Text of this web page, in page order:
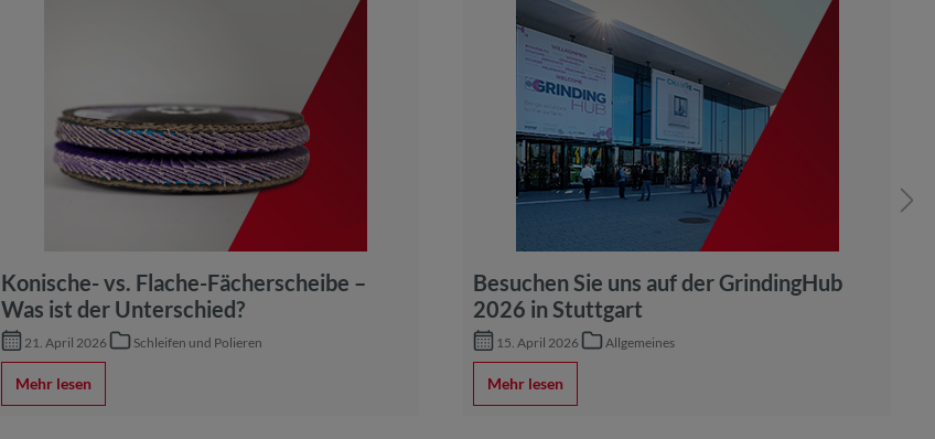
Konische- vs. Flache-Fächerscheibe –
Was ist der Unterschied?
21. April 2026 Schleifen und Polieren
Mehr lesen
Besuchen Sie uns auf der GrindingHub
2026 in Stuttgart
15. April 2026 Allgemeines
Mehr lesen